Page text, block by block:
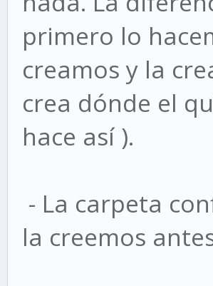
primero lo
creamos y la
crea dónde el
hace así ).
- La carpeta
la creemos